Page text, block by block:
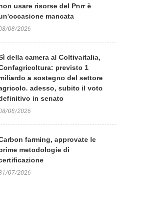
usare risorse del Pnrr è
mancata
08/2026
della camera al Coltivaitalia,
previsto 1
a sostegno del settore
adesso, subito il voto
in senato
08/2026
farming, approvate le
metodologie di
07/2026